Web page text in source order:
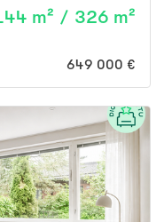
m² / 326 m²
las.p, varastot, 2 auton
649 000 €